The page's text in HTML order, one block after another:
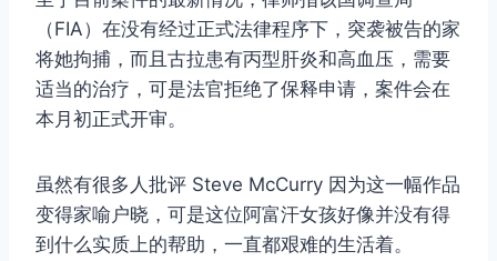
（FIA）在没有经过正式法律程序下，突袭被告的家
将她拘捕，而且古拉患有丙型肝炎和高血压，需要
适当的治疗，可是法官拒绝了保释申请，案件会在
本月初正式开审。
虽然有很多人批评 Steve McCurry 因为这一幅作品
变得家喻户晓，可是这位阿富汗女孩好像并没有得
到什么实质上的帮助，一直都艰难的生活着。